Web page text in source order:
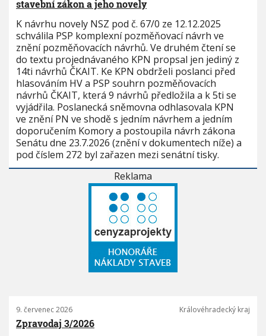
stavební zákon a jeho novely
K návrhu novely NSZ pod č. 67/0 ze 12.12.2025
schválila PSP komplexní pozměňovací návrh ve
znění pozměňovacích návrhů. Ve druhém čtení se
do textu projednávaného KPN propsal jen jediný z
14ti návrhů ČKAIT. Ke KPN obdrželi poslanci před
hlasováním HV a PSP souhrn pozměňovacích
návrhů ČKAIT, která 9 návrhů předložila a k 5ti se
vyjádřila. Poslanecká sněmovna odhlasovala KPN
ve znění PN ve shodě s jedním návrhem a jedním
doporučením Komory a postoupila návrh zákona
Senátu dne 23.7.2026 (znění v dokumentech níže) a
pod číslem 272 byl zařazen mezi senátní tisky.
Reklama
9. červenec 2026 Královéhradecký kraj
Zpravodaj 3/2026